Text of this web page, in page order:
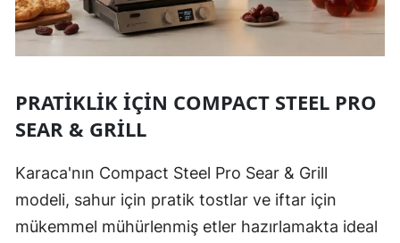
PRATIKLIK İÇIN COMPACT STEEL PRO
SEAR & GRILL
Karaca'nın Compact Steel Pro Sear & Grill
modeli, sahur için pratik tostlar ve iftar için
mükemmel mühürlenmiş etler hazırlamakta ideal